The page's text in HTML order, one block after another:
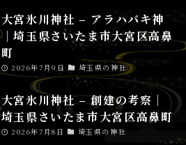
大宮氷川神社 – アラハバキ神
│埼玉県さいたま市大宮区高鼻
町
2026年7月9日 埼玉県の神社
大宮氷川神社 – 創建の考察│
埼玉県さいたま市大宮区高鼻町
2026年7月8日 埼玉県の神社